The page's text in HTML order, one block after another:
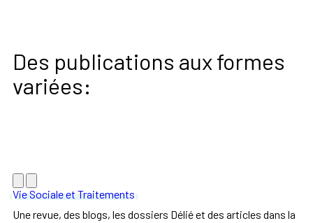
Des publications aux formes
variées:
Vie Sociale et Traitements
Une revue, des blogs, les dossiers Délié et des articles dans la